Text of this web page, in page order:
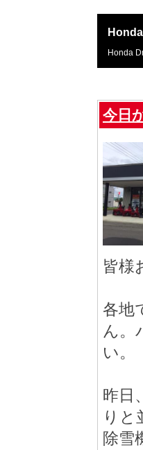
Honda
今日
皆様
各地
ん。
い。
昨日
りと
除雪